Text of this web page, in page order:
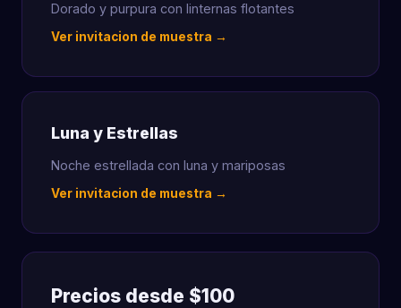
Dorado y purpura con linternas flotantes
Ver invitacion de muestra →
Luna y Estrellas
Noche estrellada con luna y mariposas
Ver invitacion de muestra →
Precios desde $100